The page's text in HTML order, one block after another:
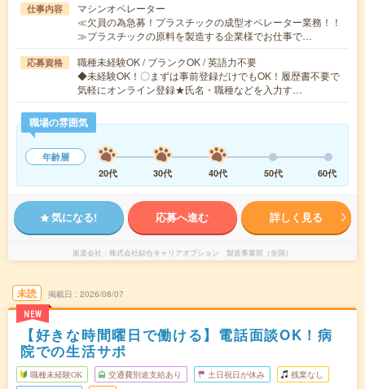
仕事内容
マシンオペレーター
≪欠員の為急募！プラスチックの成型オペレーター業務！！
≫プラスチックの原料を製造する企業様でお仕事で…
応募資格
職種未経験OK / ブランクOK / 英語力不要
◆未経験OK！〇まずは事前登録だけでもOK！履歴書不要で
気軽にオンライン登録★氏名・職種などを入力す…
職場の雰囲気
年齢層
20代
30代 40代 50代 60代
気になる! 応募へ進む 詳しく見る
派遣会社 株式会社綜合キャリアオプション 製造事業部（全国）
未読
NEW
掲載日 2026/08/07
【好きな時間曜日で働ける】電話面談OK！病
院での生活サポ
職種未経験OK 交通費別途支給あり 土日祝日が休み 残業なし